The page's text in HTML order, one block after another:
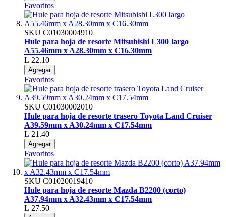
Favoritos
SKU C01030004910
Hule para hoja de resorte Mitsubishi L300 largo
A55.46mm x A28.30mm x C16.30mm
L 22.10
Agregar
Favoritos
SKU C01030002010
Hule para hoja de resorte trasero Toyota Land Cruiser
A39.59mm x A30.24mm x C17.54mm
L 21.40
Agregar
Favoritos
SKU C01020019410
Hule para hoja de resorte Mazda B2200 (corto)
A37.94mm x A32.43mm x C17.54mm
L 27.50